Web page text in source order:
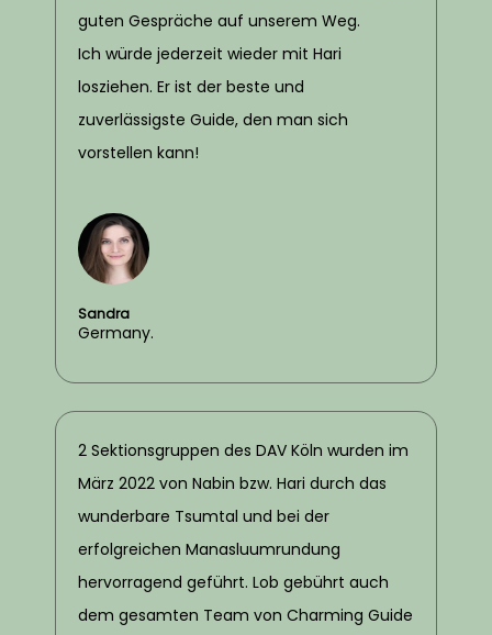
guten Gespräche auf unserem Weg.
Ich würde jederzeit wieder mit Hari
losziehen. Er ist der beste und
zuverlässigste Guide, den man sich
vorstellen kann!
Sandra
Germany.
2 Sektionsgruppen des DAV Köln wurden im
März 2022 von Nabin bzw. Hari durch das
wunderbare Tsumtal und bei der
erfolgreichen Manasluumrundung
hervorragend geführt. Lob gebührt auch
dem gesamten Team von Charming Guide